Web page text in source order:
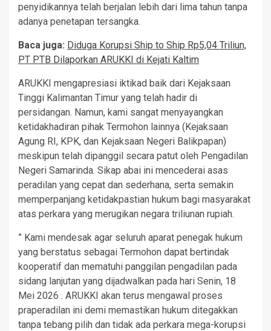
penyidikannya telah berjalan lebih dari lima tahun tanpa
adanya penetapan tersangka.
Baca juga: Diduga Korupsi Ship to Ship Rp5,04 Triliun,
PT PTB Dilaporkan ARUKKI di Kejati Kaltim
ARUKKI mengapresiasi iktikad baik dari Kejaksaan
Tinggi Kalimantan Timur yang telah hadir di
persidangan. Namun, kami sangat menyayangkan
ketidakhadiran pihak Termohon lainnya (Kejaksaan
Agung RI, KPK, dan Kejaksaan Negeri Balikpapan)
meskipun telah dipanggil secara patut oleh Pengadilan
Negeri Samarinda. Sikap abai ini mencederai asas
peradilan yang cepat dan sederhana, serta semakin
memperpanjang ketidakpastian hukum bagi masyarakat
atas perkara yang merugikan negara triliunan rupiah.
” Kami mendesak agar seluruh aparat penegak hukum
yang berstatus sebagai Termohon dapat bertindak
kooperatif dan mematuhi panggilan pengadilan pada
sidang lanjutan yang dijadwalkan pada hari Senin, 18
Mei 2026 . ARUKKI akan terus mengawal proses
praperadilan ini demi memastikan hukum ditegakkan
tanpa tebang pilih dan tidak ada perkara mega-korupsi